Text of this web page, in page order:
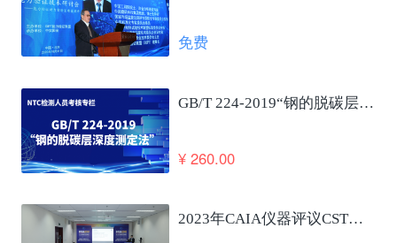
免费
GB/T 224-2019“钢的脱碳层深度测定法”笔试考核
¥ 260.00
2023年CAIA仪器评议CSTM仪器使役性能合格评定发布会